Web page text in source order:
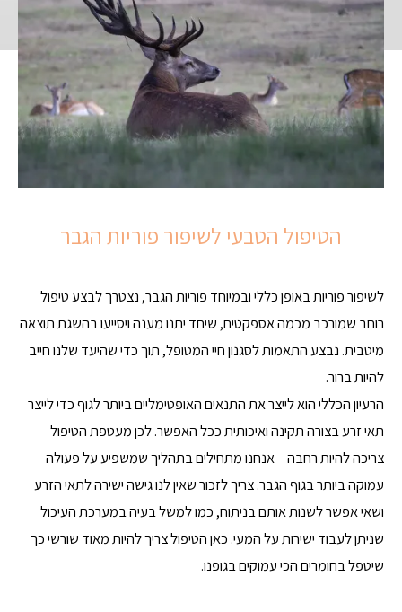
הטיפול הטבעי לשיפור פוריות הגבר
לשיפור פוריות באופן כללי ובמיוחד פוריות הגבר, נצטרך לבצע טיפול
רוחב שמורכב מכמה אספקטים, שיחד יתנו מענה ויסייעו בהשגת תוצאה
מיטבית. נבצע התאמות לסגנון חיי המטופל, תוך כדי שהיעד שלנו חייב
להיות ברור.
הרעיון הכללי הוא לייצר את התנאים האופטימליים ביותר לגוף כדי לייצר
תאי זרע בצורה תקינה ואיכותית ככל האפשר. לכן מעטפת הטיפול
צריכה להיות רחבה – אנחנו מתחילים בתהליך שמשפיע על פעולה
עמוקה ביותר בגוף הגבר. צריך לזכור שאין לנו גישה ישירה לתאי הזרע
ושאי אפשר לשנות אותם בניתוח, כמו למשל בעיה במערכת העיכול
שניתן לעבוד ישירות על המעי. כאן הטיפול צריך להיות מאוד שורשי כך
שיטפל בחומרים הכי עמוקים בגופנו.